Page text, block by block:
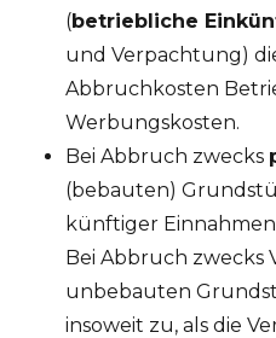
(betriebliche
und Verpachtung)
Abbruchkosten
Werbungskosten.
Bei Abbruch zwecks
(bebauten)
künftiger
Bei Abbruch zwecks
unbebauten
insoweit zu, als die